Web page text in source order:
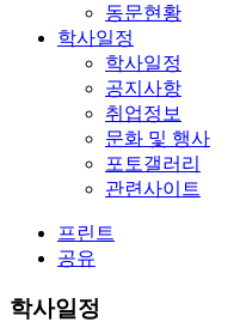
동문현황
학사일정
학사일정
공지사항
취업정보
문화 및 행사
포토갤러리
관련사이트
프린트
공유
학사일정